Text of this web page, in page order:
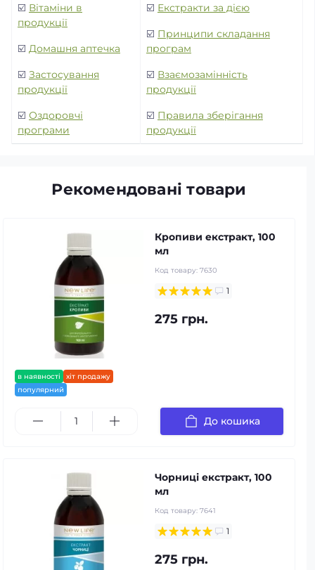
☑️ Вітаміни в
продукції
☑️ Домашня аптечка
☑️ Застосування
продукції
☑️ Оздоровчі
програми
☑️ Екстракти за дією
☑️ Принципи складання
програм
☑️ Взаємозамінність
продукції
☑️ Правила зберігання
продукції
Рекомендовані товари
в наявності
хіт продажу
популярний
Кропиви екстракт, 100
мл
Код товару: 7630
1
275 грн.
До кошика
Чорниці екстракт, 100
мл
Код товару: 7641
1
275 грн.